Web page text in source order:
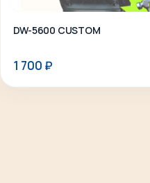
Выберите параметры
DW-5600 CUSTOM
1 700 ₽